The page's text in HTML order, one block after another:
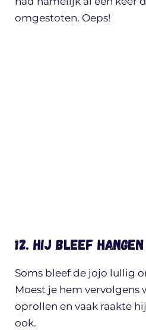
omgestoten. Oeps!
12. Hij bleef hangen
Soms bleef de jojo lullig
Moest je hem vervolgens
oprollen en vaak raakte
ook.